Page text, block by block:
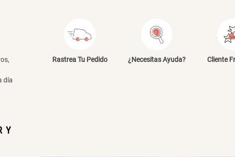
día
Y
Rastrea Tu Pedido ¿Necesitas Ayuda? Cliente